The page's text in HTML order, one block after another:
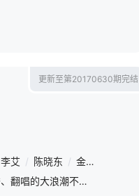
更新至第20170630期完结
李艾 / 陈晓东 / 金志文
跟12年来音乐节目青睐选秀、翻唱的大浪潮不同，《金曲捞》关注的是如何打捞那些迷失在华语音乐巅峰期、本该走红却因为很多原因反被埋没的优秀创作。它所承载的主旨“打捞蒙尘金曲”，更将对曾经陷入瓶颈的音乐节目